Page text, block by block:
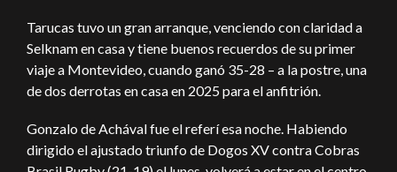
Tarucas tuvo un gran arranque, venciendo con claridad a
Selknam en casa y tiene buenos recuerdos de su primer
viaje a Montevideo, cuando ganó 35-28 – a la postre, una
de dos derrotas en casa en 2025 para el anfitrión.
Gonzalo de Achával fue el referí esa noche. Habiendo
dirigido el ajustado triunfo de Dogos XV contra Cobras